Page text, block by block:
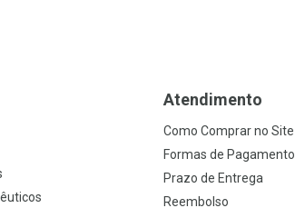
Atendimento
Como Comprar no Site
Formas de Pagamento
Prazo de Entrega
Reembolso